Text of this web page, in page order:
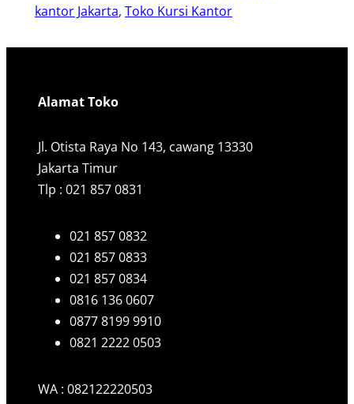
kantor Jakarta, Toko Kursi Kantor
Alamat Toko
Jl. Otista Raya No 143, cawang 13330
Jakarta Timur
Tlp : 021 857 0831
021 857 0832
021 857 0833
021 857 0834
0816 136 0607
0877 8199 9910
0821 2222 0503
WA : 082122220503